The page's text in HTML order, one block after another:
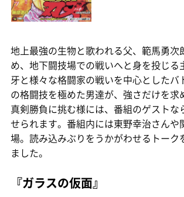
地上最強の生物と歌われる父、範馬勇次
め、地下闘技場での戦いへと身を投じる
牙と様々な格闘家の戦いを中心としたバ
の格闘技を極めた男達が、強さだけを求
真剣勝負に挑む様には、番組のゲストな
せられます。番組内には東野幸治さんや
場。読み込みぶりをうかがわせるトーク
ました。
『ガラスの仮面』